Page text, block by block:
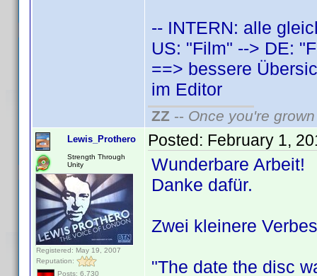
-- INTERN: alle
US: "Film" --> DE:
==> bessere
im Editor
ZZ -- Once you're
Lewis_Prothero
Strength Through
Unity
Registered: May 19, 2007
Reputation:
Posts: 6,730
Posted: February 1,
Wunderbare Arbeit!
Danke dafür.
Zwei kleinere
"The date the disc